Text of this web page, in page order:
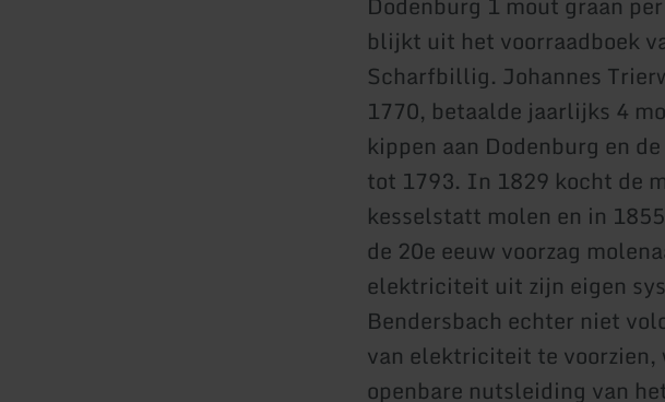
blijkt uit het voorraadboek
Scharfbillig. Johannes
1770, betaalde jaarlijks 4
kippen aan Dodenburg en
tot 1793. In 1829 kocht de
kesselstatt molen en in
de 20e eeuw voorzag
elektriciteit uit zijn eigen
Bendersbach echter niet
van elektriciteit te voorzien,
openbare nutsleiding van